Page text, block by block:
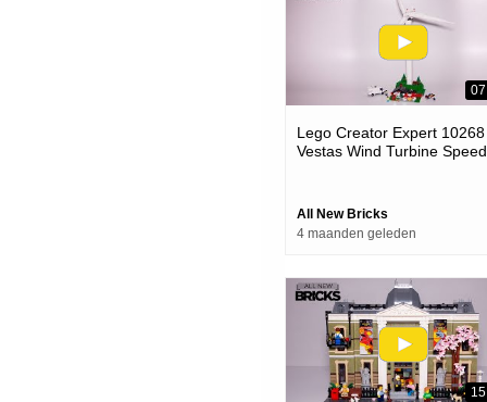
Lego Creator Expert 10268
Vestas Wind Turbine Speed
All New Bricks
4 maanden geleden